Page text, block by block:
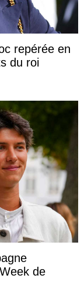
repérée en
du roi
de